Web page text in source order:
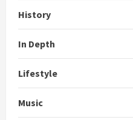
History
In Depth
Lifestyle
Music